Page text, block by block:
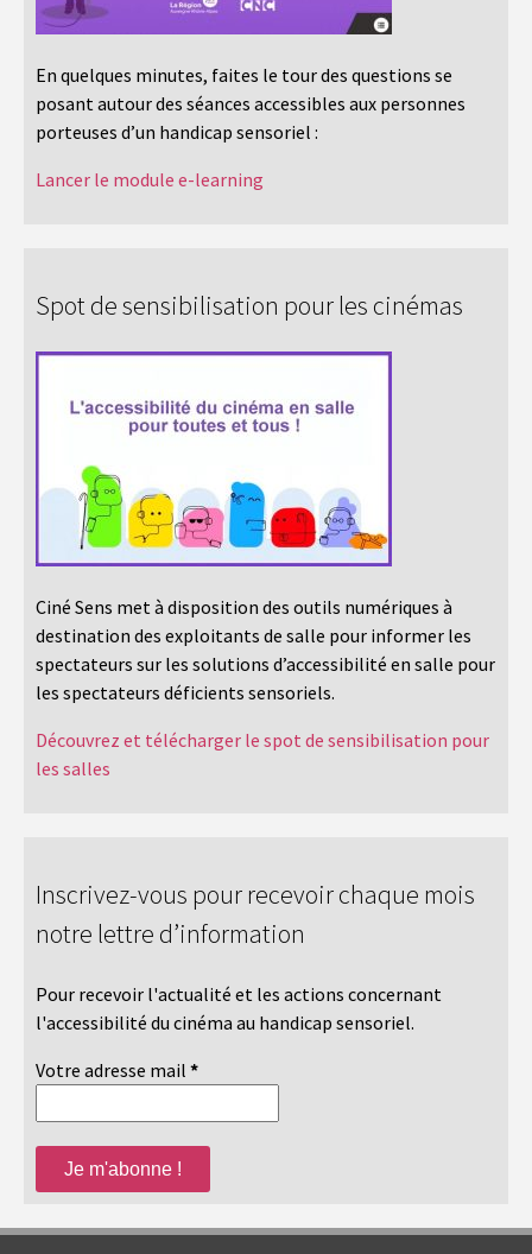
En quelques minutes, faites le tour des questions se
posant autour des séances accessibles aux personnes
porteuses d’un handicap sensoriel :
Lancer le module e-learning
Spot de sensibilisation pour les cinémas
Ciné Sens met à disposition des outils numériques à
destination des exploitants de salle pour informer les
spectateurs sur les solutions d’accessibilité en salle pour
les spectateurs déficients sensoriels.
Découvrez et télécharger le spot de sensibilisation pour
les salles
Inscrivez-vous pour recevoir chaque mois
notre lettre d’information
Pour recevoir l'actualité et les actions concernant
l'accessibilité du cinéma au handicap sensoriel.
Votre adresse mail *